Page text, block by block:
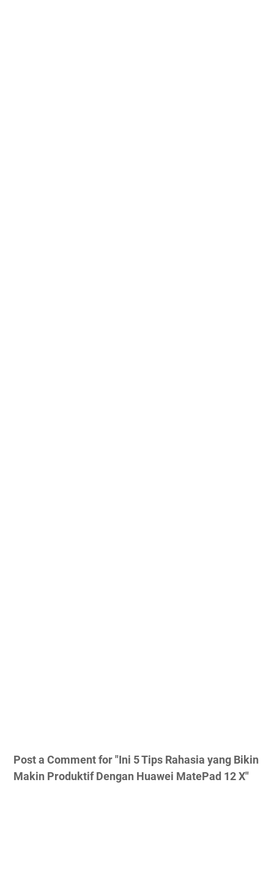
Post a Comment for "Ini 5 Tips Rahasia yang Bikin
Makin Produktif Dengan Huawei MatePad 12 X"